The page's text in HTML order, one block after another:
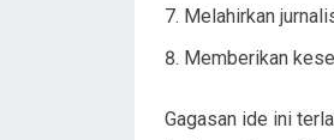
Melahirkan
Memberikan
Gagasan ide ini